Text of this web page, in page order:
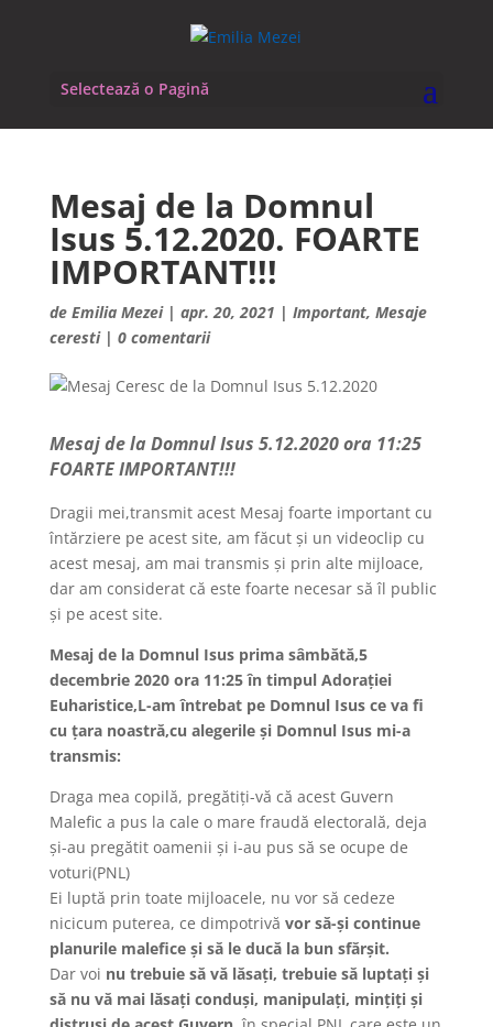
Selectează o Pagină
Mesaj de la Domnul
Isus 5.12.2020. FOARTE
IMPORTANT!!!
de Emilia Mezei| apr. 20, 2021 | Important, Mesaje
ceresti| 0 comentarii
Mesaj de la Domnul Isus 5.12.2020 ora 11:25
FOARTE IMPORTANT!!!
Dragii mei,transmit acest Mesaj foarte important cu
întărziere pe acest site, am făcut și un videoclip cu
acest mesaj, am mai transmis și prin alte mijloace,
dar am considerat că este foarte necesar să îl public
și pe acest site.
Mesaj de la Domnul Isus prima sâmbătă,5
decembrie 2020 ora 11:25 în timpul Adorației
Euharistice,L-am întrebat pe Domnul Isus ce va fi
cu țara noastră,cu alegerile și Domnul Isus mi-a
transmis:
Draga mea copilă, pregătiți-vă că acest Guvern
Malefic a pus la cale o mare fraudă electorală, deja
și-au pregătit oamenii și i-au pus să se ocupe de
voturi(PNL)
Ei luptă prin toate mijloacele, nu vor să cedeze
nicicum puterea, ce dimpotrivă vor să-și continue
planurile malefice și să le ducă la bun sfărșit.
Dar voi nu trebuie să vă lăsați, trebuie să luptați și
să nu vă mai lăsați conduși, manipulați, mințiți și